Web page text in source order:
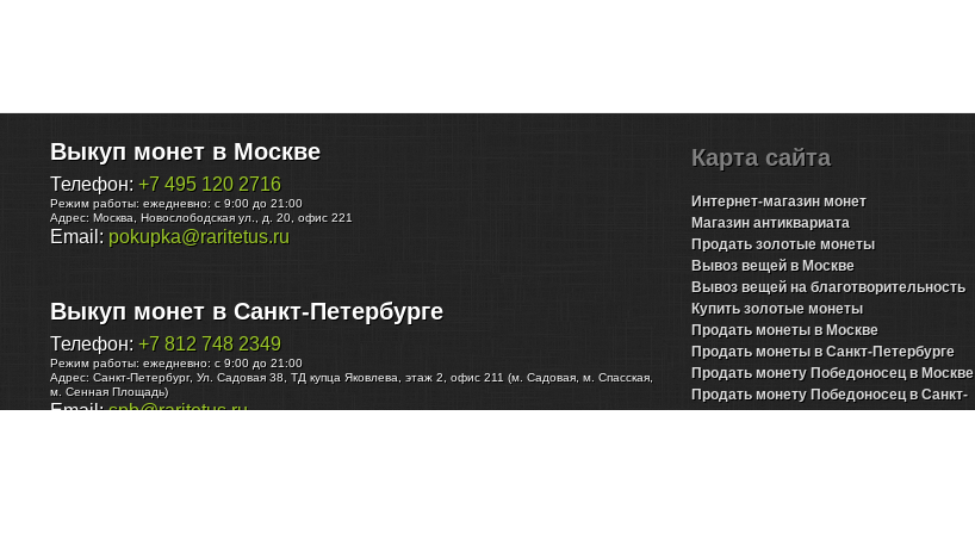
Выкуп монет в Москве
Телефон: +7 495 120 2716
Режим работы: ежедневно: с 9:00 до 21:00
Адрес: Москва Новослободская ул., д. 20, офис 221
Email: pokupka@raritetus.ru
Выкуп монет в Санкт-Петербурге
Телефон: +7 812 748 2349
Режим работы: ежедневно: с 9:00 до 21:00
Адрес: Санкт-Петербург, Ул. Садовая 38, ТД купца Яковлева, этаж 2, офис 211 (м. Садовая, м. Спасская,
м. Сенная Площадь)
Email:spb@raritetus.ru
Карта сайта
Интернет-магазин монет
Магазин антиквариата
Продать золотые монеты
Вывоз вещей в Москве
Вывоз вещей на благотворительность
Купить золотые монеты
Продать монеты в Москве
Продать монеты в Санкт-Петербурге
Продать монету Победоносец в Москве
Продать монету Победоносец в Санкт-